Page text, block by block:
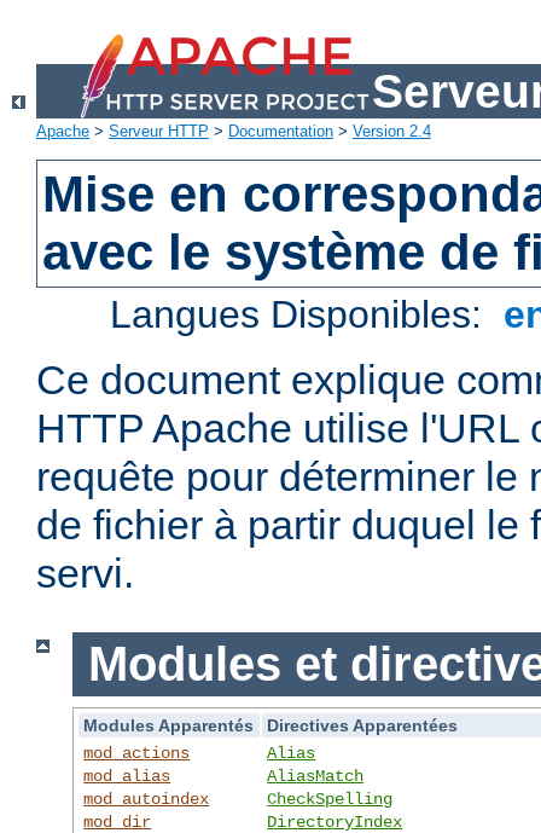
Apache > Serveur HTTP > Documentation > Version 2.4
Mise en
avec le système de
Langues Disponibles:
Ce document explique
HTTP Apache utilise l'URL
requête pour déterminer le
de fichier à partir duquel le
servi.
Modules et
Modules Apparentés
Directives Apparentées
mod_actions
mod_alias
mod_autoindex
mod_dir
Alias
AliasMatch
CheckSpelling
DirectoryIndex